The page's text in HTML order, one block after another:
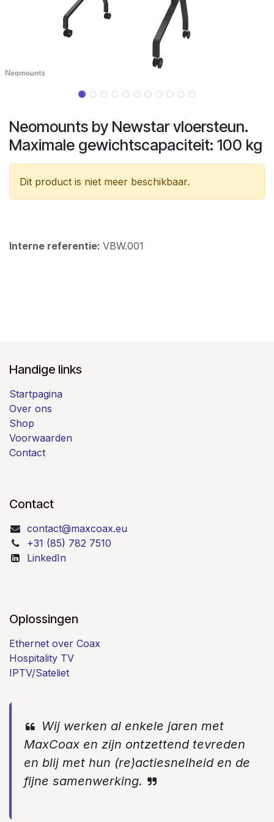
Neomounts by Newstar vloersteun.
Maximale gewichtscapaciteit: 100 kg
Dit product is niet meer beschikbaar.
Interne referentie: VBW.001
Handige links
Startpagina
Over ons
Shop
Voorwaarden
Contact
Contact
contact@maxcoax.eu
+31 (85) 782 7510
LinkedIn
Oplossingen
Ethernet over Coax
Hospitality TV
IPTV/Sateliet
Wij werken al enkele jaren met
MaxCoax en zijn ontzettend tevreden
en blij met hun (re)actiesnelheid en de
fijne samenwerking.